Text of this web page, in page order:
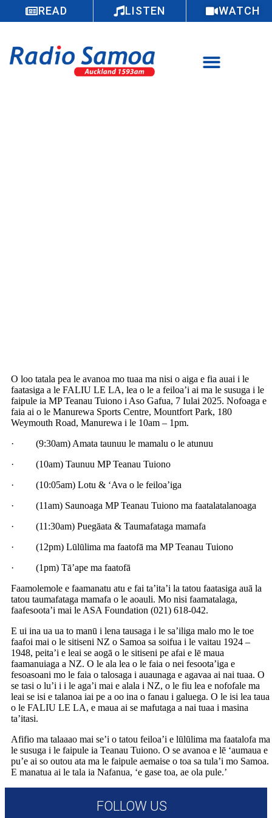
READ LISTEN WATCH
O loo tatala pea le avanoa mo tuaa ma nisi o aiga e fia auai i le
faatasiga a le FALIU LE LA, lea o le a feiloa’i ai ma le susuga i le
faipule ia MP Teanau Tuiono i Aso Gafua, 7 Iulai 2025. Nofoaga e
faia ai o le Manurewa Sports Centre, Mountfort Park, 180
Weymouth Road, Manurewa i le 10am – 1pm.
· (9:30am) Amata taunuu le mamalu o le atunuu
· (10am) Taunuu MP Teanau Tuiono
· (10:05am) Lotu & ‘Ava o le feiloa’iga
· (11am) Saunoaga MP Teanau Tuiono ma faatalatalanoaga
· (11:30am) Puegāata & Taumafataga mamafa
· (12pm) Lūlūlima ma faatofā ma MP Teanau Tuiono
· (1pm) Tā’ape ma faatofā
Faamolemole e faamanatu atu e fai ta’ita’i la tatou faatasiga auā la
tatou taumafataga mamafa o le aoauli. Mo nisi faamatalaga,
faafesoota’i mai le ASA Foundation (021) 618-042.
E ui ina ua ua to manū i lena tausaga i le sa’iliga malo mo le toe
faafoi mai o le sitiseni NZ o Samoa sa soifua i le vaitau 1924 –
1948, peita’i e leai se aogā o le sitiseni pe afai e lē maua
faamanuiaga a NZ. O le ala lea o le faia o nei fesoota’iga e
fesoasoani mo le faia o talosaga i auaunaga e agavaa ai nai tuaa. O
se tasi o lu’i i i le aga’i mai e alala i NZ, o le fiu lea e nofofale ma
leai se isi e talanoa iai pe a oo ina o fanau i galuega. O le isi lea taua
o le FALIU LE LA, e maua ai se mafutaga a nai tuaa i masina
ta’itasi.
Afifio ma talaaao mai se’i o tatou feiloa’i e lūlūlima ma faatalofa ma
le susuga i le faipule ia Teanau Tuiono. O se avanoa e lē ‘aumaua e
pu’e ai so outou ata ma le faipule aemaise o toa sa tula’i mo Samoa.
E manatua ai le tala ia Nafanua, ‘e gase toa, ae ola pule.’
FOLLOW US